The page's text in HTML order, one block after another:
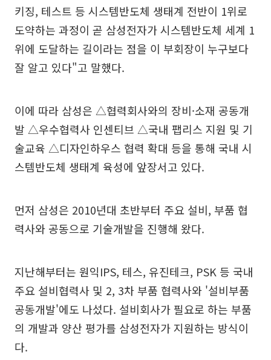
키징, 테스트 등 시스템반도체 생태계 전반이 1위로
도약하는 과정이 곧 삼성전자가 시스템반도체 세계 1
위에 도달하는 길이라는 점을 이 부회장이 누구보다
잘 알고 있다"고 말했다.
이에 따라 삼성은 △협력회사와의 장비·소재 공동개
발 △우수협력사 인센티브 △국내 팹리스 지원 및 기
술교육 △디자인하우스 협력 확대 등을 통해 국내 시
스템반도체 생태계 육성에 앞장서고 있다.
먼저 삼성은 2010년대 초반부터 주요 설비, 부품 협
력사와 공동으로 기술개발을 진행해 왔다.
지난해부터는 원익IPS, 테스, 유진테크, PSK 등 국내
주요 설비협력사 및 2, 3차 부품 협력사와 '설비부품
공동개발'에도 나섰다. 설비회사가 필요로 하는 부품
의 개발과 양산 평가를 삼성전자가 지원하는 방식이
다.